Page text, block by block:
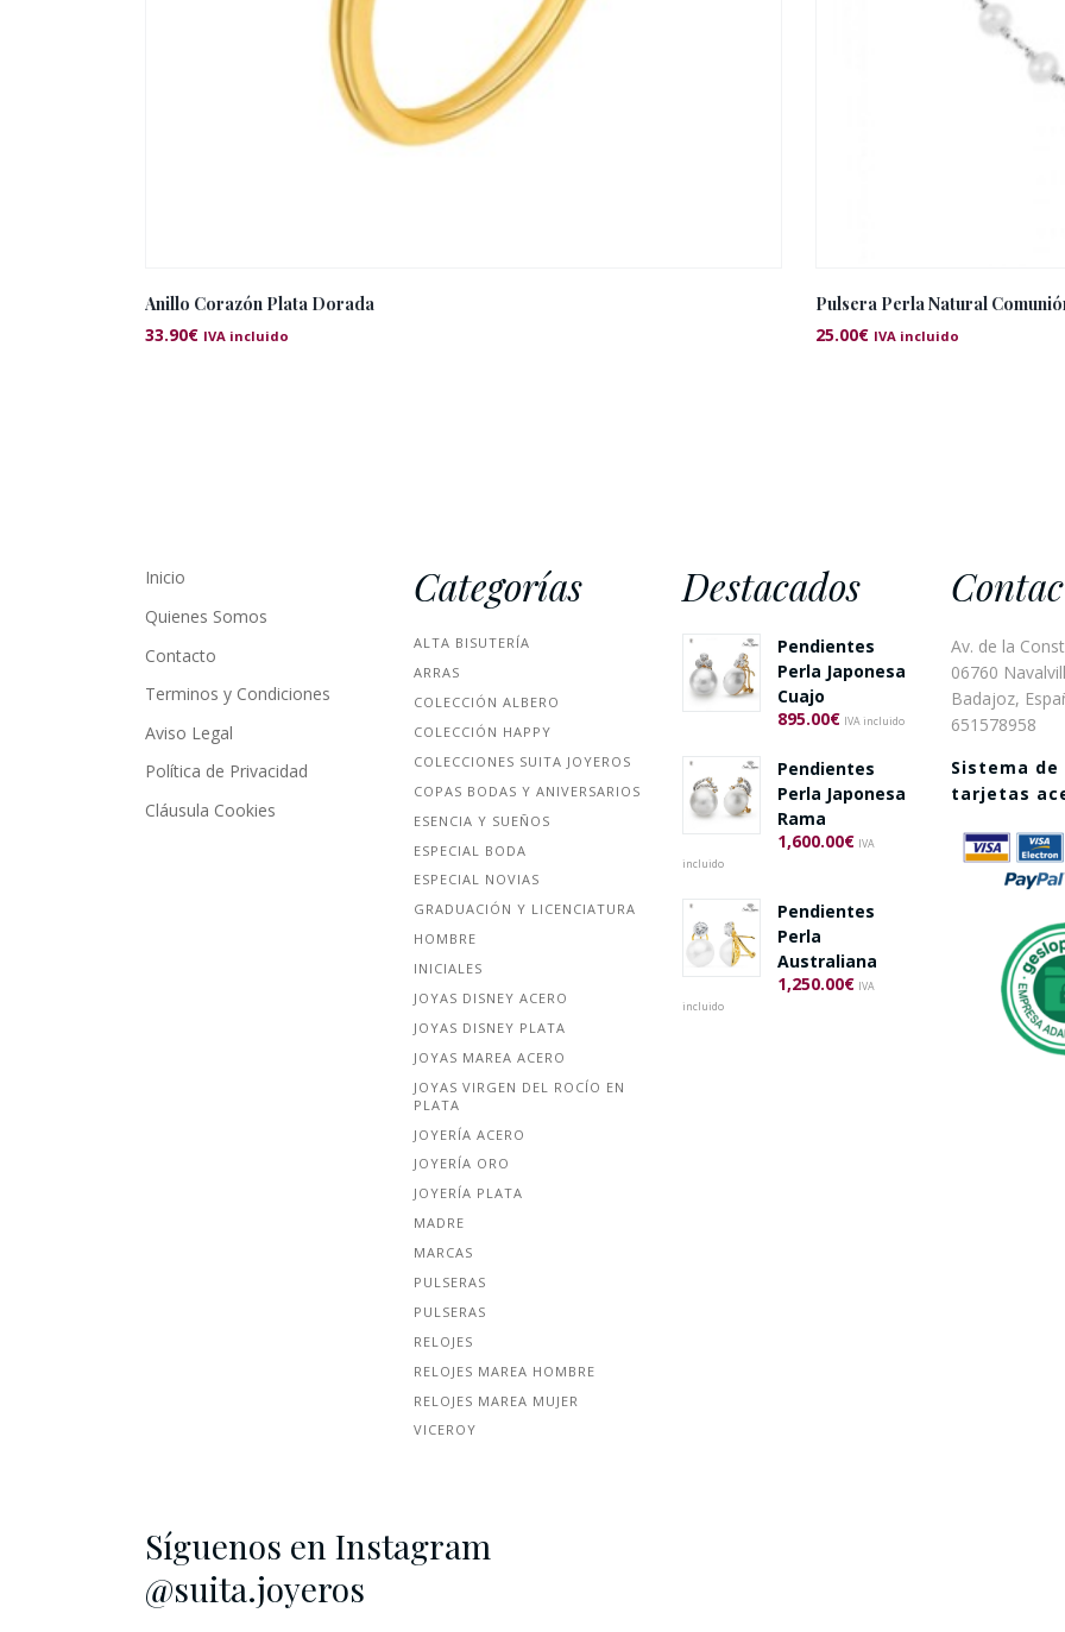
Anillo Corazón Plata Dorada
33.90€ IVA incluido
Pulsera Perla Natural
25.00€ IVA incluido
Inicio
Quienes Somos
Contacto
Terminos y Condiciones
Aviso Legal
Política de Privacidad
Cláusula Cookies
Categorías
ALTA BISUTERÍA
ARRAS
COLECCIÓN ALBERO
COLECCIÓN HAPPY
COLECCIONES SUITA JOYEROS
COPAS BODAS Y ANIVERSARIOS
ESENCIA Y SUEÑOS
ESPECIAL BODA
ESPECIAL NOVIAS
GRADUACIÓN Y LICENCIATURA
HOMBRE
INICIALES
JOYAS DISNEY ACERO
JOYAS DISNEY PLATA
JOYAS MAREA ACERO
JOYAS VIRGEN DEL ROCÍO EN
PLATA
JOYERÍA ACERO
JOYERÍA ORO
JOYERÍA PLATA
MADRE
MARCAS
PULSERAS
PULSERAS
RELOJES
RELOJES MAREA HOMBRE
RELOJES MAREA MUJER
VICEROY
Destacados
Pendientes
Perla Japonesa
Cuajo
895.00€ IVA incluido
Pendientes
Perla Japonesa
Rama
1,600.00€ IVA
incluido
Pendientes
Perla
Australiana
1,250.00€ IVA
incluido
Av. de la
06760
Badajoz,
651578958
Sistema de
tarjetas
Síguenos en Instagram
@suita.joyeros